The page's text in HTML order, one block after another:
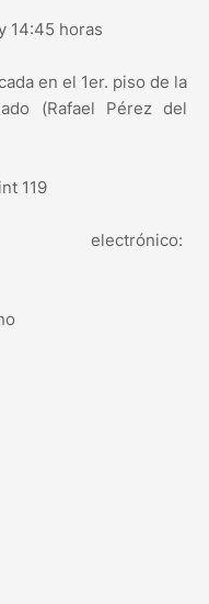
14:45 horas
en el 1er. piso de la
(Rafael Pérez del
119